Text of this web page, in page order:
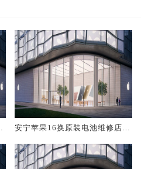
安宁苹果16换原装电池维修店大